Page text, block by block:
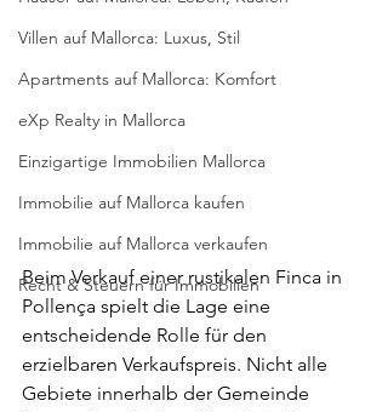
Villen auf Mallorca: Luxus, Stil
Apartments auf Mallorca: Komfort
eXp Realty in Mallorca
Einzigartige Immobilien Mallorca
Immobilie auf Mallorca kaufen
Immobilie auf Mallorca verkaufen
Recht & Steuern für Immobilien
Beim Verkauf einer rustikalen Finca in
Pollença spielt die Lage eine
entscheidende Rolle für den
erzielbaren Verkaufspreis. Nicht alle
Gebiete innerhalb der Gemeinde